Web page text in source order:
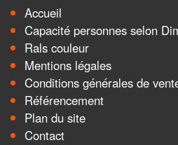
Accueil
Capacité personnes selon
Rals couleur
Mentions légales
Conditions générales de
Référencement
Plan du site
Contact